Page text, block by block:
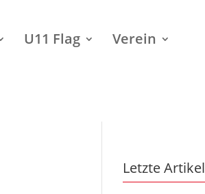
U11 Flag Verein
Letzte Artikel